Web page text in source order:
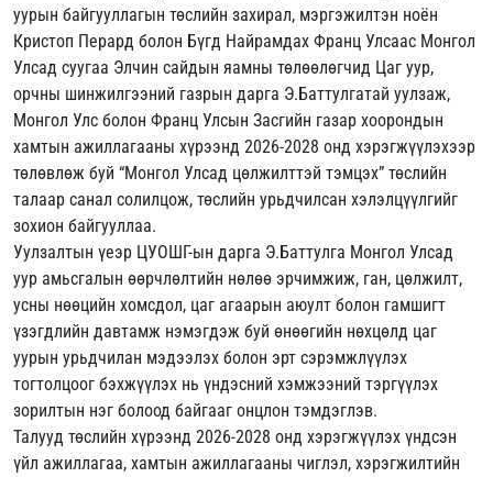
уурын байгууллагын төслийн захирал, мэргэжилтэн ноён
Кристоп Перард болон Бүгд Найрамдах Франц Улсаас Монгол
Улсад суугаа Элчин сайдын яамны төлөөлөгчид Цаг уур,
орчны шинжилгээний газрын дарга Э.Баттулгатай уулзаж,
Монгол Улс болон Франц Улсын Засгийн газар хоорондын
хамтын ажиллагааны хүрээнд 2026-2028 онд хэрэгжүүлэхээр
төлөвлөж буй “Монгол Улсад цөлжилттэй тэмцэх” төслийн
талаар санал солилцож, төслийн урьдчилсан хэлэлцүүлгийг
зохион байгууллаа.
Уулзалтын үеэр ЦУОШГ-ын дарга Э.Баттулга Монгол Улсад
уур амьсгалын өөрчлөлтийн нөлөө эрчимжиж, ган, цөлжилт,
усны нөөцийн хомсдол, цаг агаарын аюулт болон гамшигт
үзэгдлийн давтамж нэмэгдэж буй өнөөгийн нөхцөлд цаг
уурын урьдчилан мэдээлэх болон эрт сэрэмжлүүлэх
тогтолцоог бэхжүүлэх нь үндэсний хэмжээний тэргүүлэх
зорилтын нэг болоод байгааг онцлон тэмдэглэв.
Талууд төслийн хүрээнд 2026-2028 онд хэрэгжүүлэх үндсэн
үйл ажиллагаа, хамтын ажиллагааны чиглэл, хэрэгжилтийн